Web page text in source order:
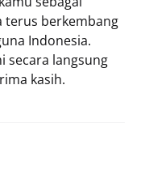
terus berkembang
Indonesia.
secara langsung
kasih.